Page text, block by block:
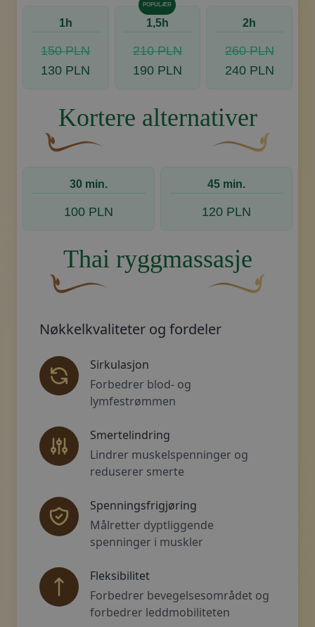
1h
150 PLN
130 PLN
POPULÆR
1,5h
210 PLN
190 PLN
2h
260 PLN
240 PLN
Kortere alternativer
30 min.
100 PLN
45 min.
120 PLN
Thai ryggmassasje
Nøkkelkvaliteter og fordeler
Sirkulasjon
Forbedrer blod- og
lymfestrømmen
Smertelindring
Lindrer muskelspenninger og
reduserer smerte
Spenningsfrigjøring
Målretter dyptliggende
spenninger i muskler
Fleksibilitet
Forbedrer bevegelsesområdet og
forbedrer leddmobiliteten